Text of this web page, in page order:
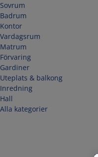
Sovrum
Badrum
Kontor
Vardagsrum
Matrum
Förvaring
Gardiner
Uteplats & balkong
Inredning
Hall
Alla kategorier